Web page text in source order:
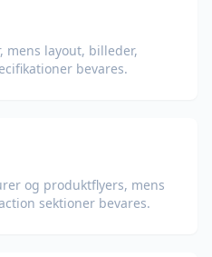
mens layout, billeder,
bevares.
og produktflyers, mens
sektioner bevares.